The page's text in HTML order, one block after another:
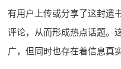
有用户上传或分享了这封遗
评论，从而形成热点话题。
广，但同时也存在着信息真